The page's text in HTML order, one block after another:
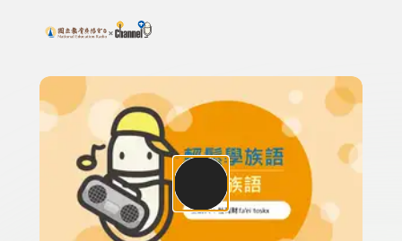
上方功能區塊
搜尋關鍵字：可輸入節目名稱、主持人或關鍵字